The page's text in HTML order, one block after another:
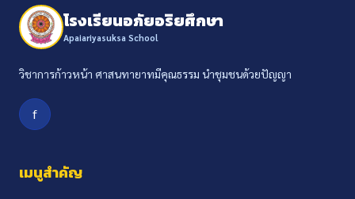
โรงเรียนอภัยอริยศึกษา
Apaiariyasuksa School
วิชาการก้าวหน้า ศาสนทายาทมีคุณธรรม นำชุมชนด้วยปัญญา
f
เมนูสำคัญ